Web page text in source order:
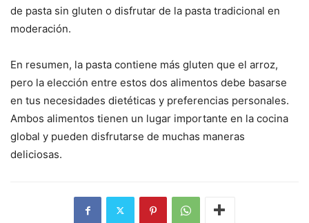
de pasta sin gluten o disfrutar de la pasta tradicional en
moderación.
En resumen, la pasta contiene más gluten que el arroz,
pero la elección entre estos dos alimentos debe basarse
en tus necesidades dietéticas y preferencias personales.
Ambos alimentos tienen un lugar importante en la cocina
global y pueden disfrutarse de muchas maneras
deliciosas.